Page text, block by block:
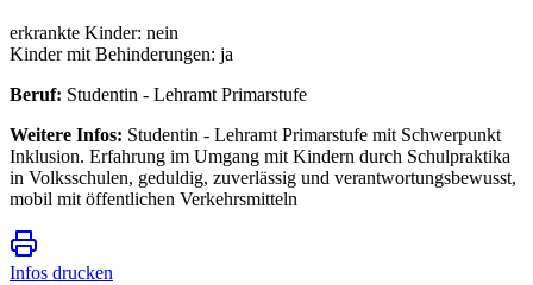
erkrankte Kinder: nein
Kinder mit Behinderungen: ja
Beruf: Studentin - Lehramt Primarstufe
Weitere Infos: Studentin - Lehramt Primarstufe mit Schwerpunkt
Inklusion. Erfahrung im Umgang mit Kindern durch Schulpraktika
in Volksschulen, geduldig, zuverlässig und verantwortungsbewusst,
mobil mit öffentlichen Verkehrsmitteln
Infos drucken